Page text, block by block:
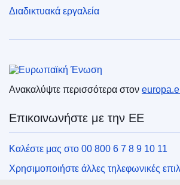
Διαδικτυακά εργαλεία
Ανακαλύψτε περισσότερα στον
Επικοινωνήστε με την ΕΕ
Καλέστε μας στο 00 800 6 7 8 9 10 11
Χρησιμοποιήστε άλλες τηλεφωνικές